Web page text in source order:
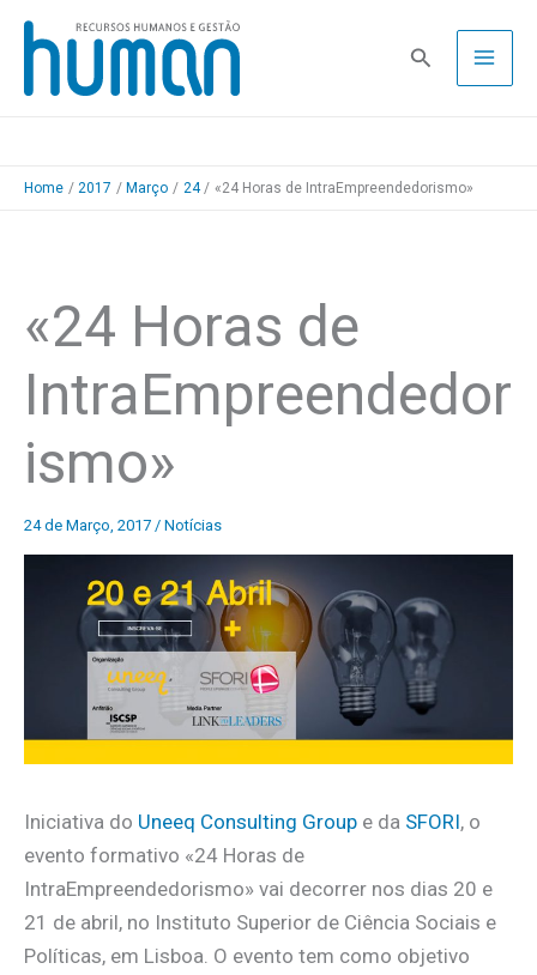
Skip
content
Pesquisa
Home 2017 Março 24 «24 Horas de IntraEmpreendedorismo»
«24 Horas de
IntraEmpreendedor
ismo»
24 de Março, 2017 / Notícias
Iniciativa do Uneeq Consulting Group e da SFORI, o
evento formativo «24 Horas de
IntraEmpreendedorismo» vai decorrer nos dias 20 e
21 de abril, no Instituto Superior de Ciência Sociais e
Políticas, em Lisboa. O evento tem como objetivo